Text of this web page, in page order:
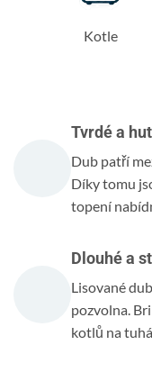
Kotle
Tvrdé a
Dub patří
Díky tomu
topení
Dlouhé a
Lisované
pozvolna.
kotlů na